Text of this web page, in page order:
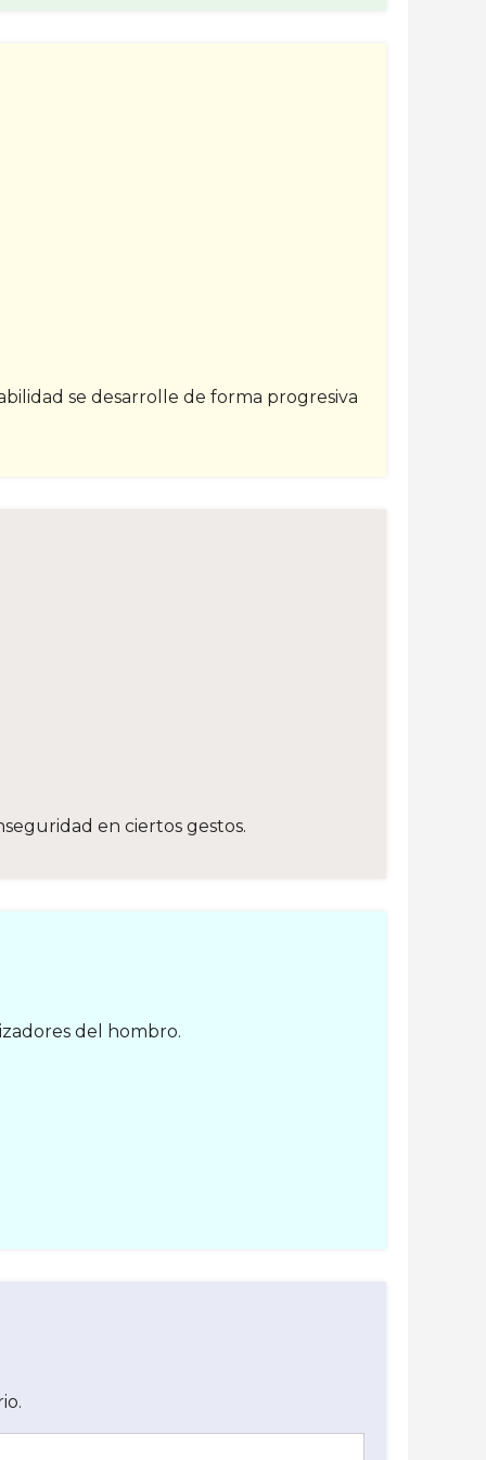
se desarrolle de forma progresiva
en ciertos gestos.
del hombro.